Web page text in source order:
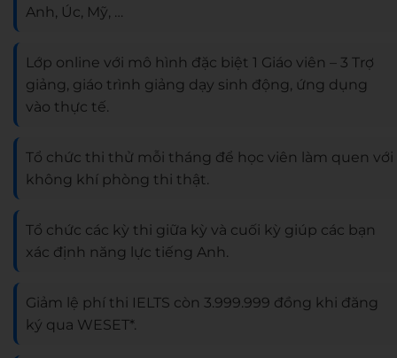
Anh, Úc, Mỹ, …
Lớp online với mô hình đặc biệt 1 Giáo viên – 3 Trợ
giảng, giáo trình giảng dạy sinh động, ứng dụng
vào thực tế.
Tổ chức thi thử mỗi tháng để học viên làm quen với
không khí phòng thi thật.
Tổ chức các kỳ thi giữa kỳ và cuối kỳ giúp các bạn
xác định năng lực tiếng Anh.
Giảm lệ phí thi IELTS còn 3.999.999 đồng khi đăng
ký qua WESET*.